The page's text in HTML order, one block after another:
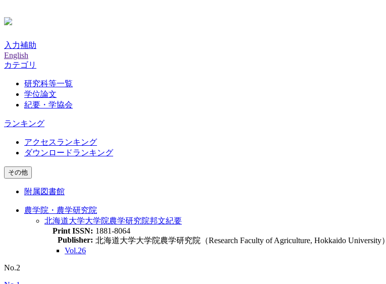
入力補助
English
カテゴリ
研究科等一覧
学位論文
紀要・学協会
ランキング
アクセスランキング
ダウンロードランキング
その他
附属図書館
農学院・農学研究院
北海道大学大学院農学研究院邦文紀要
Print ISSN: 1881-8064
Publisher: 北海道大学大学院農学研究院（Research Faculty of Agriculture, Hokkaido University）
Vol.26
No.2